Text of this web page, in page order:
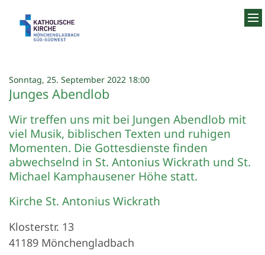
Sonntag, 25. September 2022 18:00:
Junges Abendlob
Wir treffen uns mit bei Jungen Abendlob mit
viel Musik, biblischen Texten und ruhigen
Momenten. Die Gottesdienste finden
abwechselnd in St. Antonius Wickrath und St.
Michael Kamphausener Höhe statt.
Kirche St. Antonius Wickrath
Klosterstr. 13
41189 Mönchengladbach